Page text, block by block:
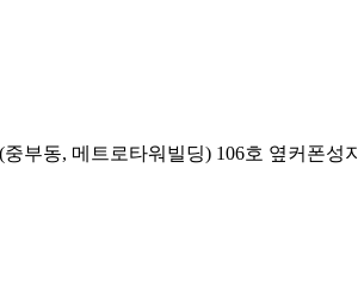
부동, 메트로타워빌딩) 106호 옆커폰성지